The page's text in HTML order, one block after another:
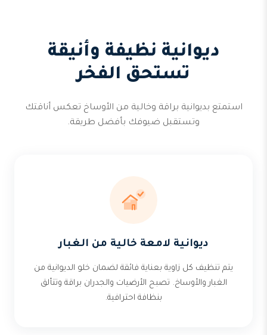
ديوانية نظيفة وأنيقة
تستحق الفخر
استمتع بديوانية براقة وخالية من الأوساخ تعكس أناقتك
وتستقبل ضيوفك بأفضل طريقة.
ديوانية لامعة خالية من الغبار
يتم تنظيف كل زاوية بعناية فائقة لضمان خلو الديوانية من
الغبار والأوساخ. تصبح الأرضيات والجدران براقة وتتألق
بنظافة احترافية.